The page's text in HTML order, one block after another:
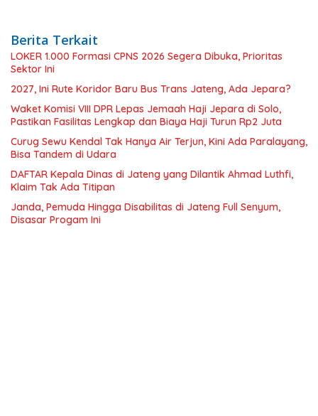
Berita Terkait
LOKER 1.000 Formasi CPNS 2026 Segera Dibuka, Prioritas
Sektor Ini
2027, Ini Rute Koridor Baru Bus Trans Jateng, Ada Jepara?
Waket Komisi VIII DPR Lepas Jemaah Haji Jepara di Solo,
Pastikan Fasilitas Lengkap dan Biaya Haji Turun Rp2 Juta
Curug Sewu Kendal Tak Hanya Air Terjun, Kini Ada Paralayang,
Bisa Tandem di Udara
DAFTAR Kepala Dinas di Jateng yang Dilantik Ahmad Luthfi,
Klaim Tak Ada Titipan
Janda, Pemuda Hingga Disabilitas di Jateng Full Senyum,
Disasar Progam Ini